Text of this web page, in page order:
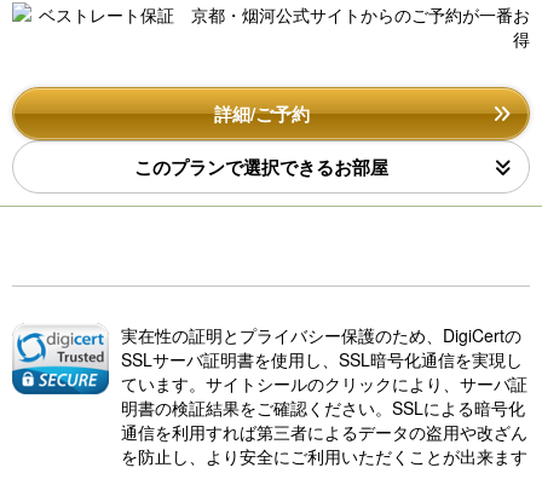
詳細/ご予約
このプランで選択できるお部屋
実在性の証明とプライバシー保護のため、DigiCertの
SSLサーバ証明書を使用し、SSL暗号化通信を実現し
ています。サイトシールのクリックにより、サーバ証
明書の検証結果をご確認ください。SSLによる暗号化
通信を利用すれば第三者によるデータの盗用や改ざん
を防止し、より安全にご利用いただくことが出来ます